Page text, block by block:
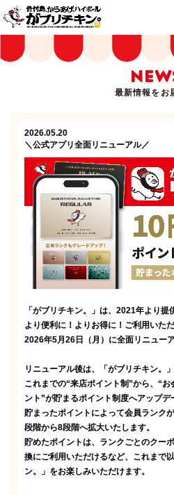
最新情報をお
2026.05.20
＼公式アプリ全面リニューアル／
「がブリチキン。」は、2021年より提
より便利に！よりお得に！ご利用いた
2026年5月26日（月）に全面リニュー
リニューアル後は、「がブリチキン。
これまでの“来店ポイント制”から、“
ント”が貯まるポイント制度へアップデ
貯まったポイントによって会員ランク
段階から8段階へ拡大いたします。
貯めたポイントは、ランクごとのクー
換にご利用いただけるなど、これまで
ン。」をお楽しみいただけます。